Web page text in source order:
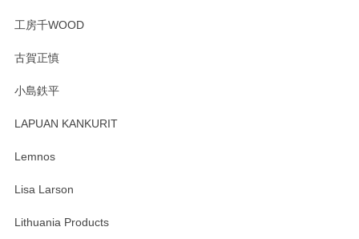
す。 素敵な湯呑みでとても気に入りました。 発送も早く、
たm(_)m
います。無事に届いたようで安心いたしまし
工房千WOOD
古賀正慎
小島鉄平
LAPUAN KANKURIT
Lemnos
Lisa Larson
Lithuania Products